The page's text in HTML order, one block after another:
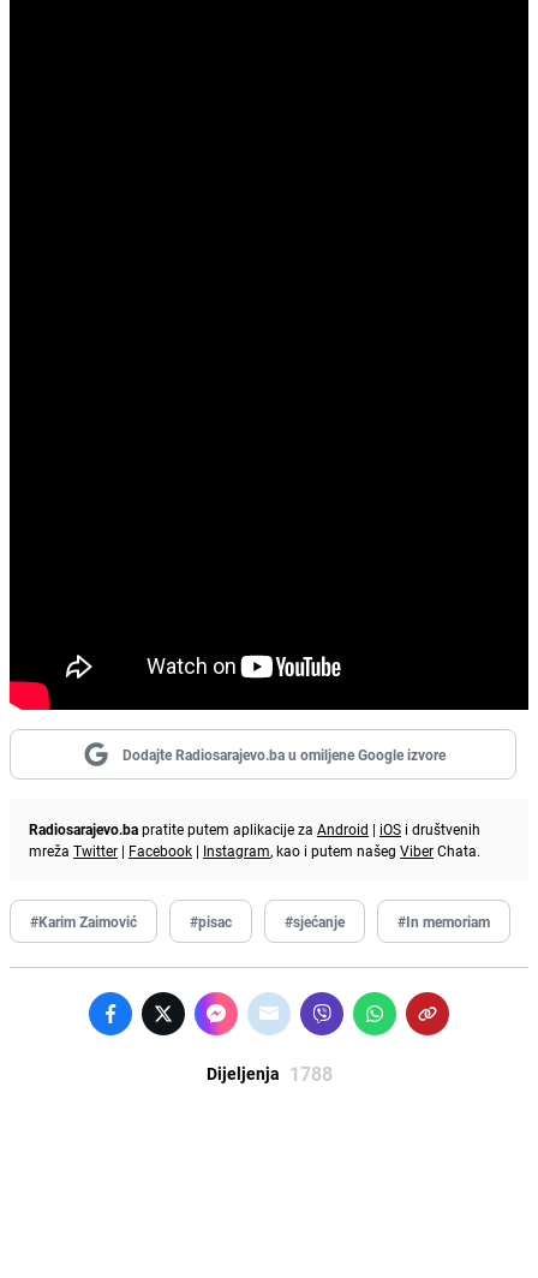
Dodajte Radiosarajevo.ba u omiljene Google izvore
Radiosarajevo.bapratite putem aplikacije za Android | iOS i društvenih
mreža Twitter | Facebook | Instagram, kao i putem našeg ViberChata.
#Karim Zaimović #pisac #sjećanje #In memoriam
Dijeljenja 1788